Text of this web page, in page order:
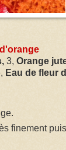
3, Orange
Eau de fleur
finement